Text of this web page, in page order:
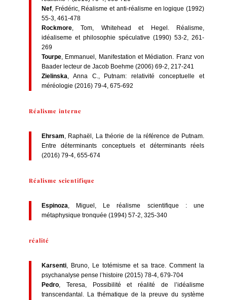
Nef, Frédéric, Réalisme et anti-réalisme en logique (1992)
55-3, 461-478
Rockmore, Tom, Whitehead et Hegel. Réalisme,
idéaliseme et philosophie spéculative (1990) 53-2, 261-
269
Tourpe, Emmanuel, Manifestation et Médiation. Franz von
Baader lecteur de Jacob Boehme (2006) 69-2, 217-241
Zielinska, Anna C., Putnam: relativité conceptuelle et
méréologie (2016) 79-4, 675-692
Réalisme interne
Ehrsam, Raphaël, La théorie de la référence de Putnam.
Entre déterminants conceptuels et déterminants réels
(2016) 79-4, 655-674
Réalisme scientifique
Espinoza, Miguel, Le réalisme scientifique : une
métaphysique tronquée (1994) 57-2, 325-340
réalité
Karsenti, Bruno, Le totémisme et sa trace. Comment la
psychanalyse pense l’histoire (2015) 78-4, 679-704
Pedro, Teresa, Possibilité et réalité de l’idéalisme
transcendantal. La thématique de la preuve du système